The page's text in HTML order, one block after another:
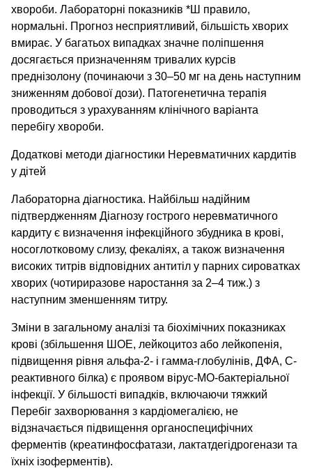
хвороби. Лабораторні показників *Ш правило,
нормальні. Прогноз несприятливий, більшість хворих
вмирає. У багатьох випадках значне поліпшення
досягається призначенням тривалих курсів
преднізолону (починаючи з 30–50 мг на день наступним
зниженням добової дози). Патогенетична терапія
проводиться з урахуванням клінічного варіанта
перебігу хвороби.
Додаткові методи діагностики Неревматичних кардитів
у дітей
Лабораторна діагностика. Найбільш надійним
підтвердженням Діагнозу гострого неревматичного
кардиту є визначення інфекційного збудника в крові,
носоглотковому слизу, фекаліях, а також визначення
високих титрів відповідних антитіл у парних сироватках
хворих (чотириразове наростання за 2–4 тиж.) з
наступним зменшенням титру.
Зміни в загальному аналізі та біохімічних показниках
крові (збільшення ШОЕ, лейкоцитоз або лейкопенія,
підвищення рівня альфа-2- і гамма-глобулінів, ДФА, С-
реактивного білка) є проявом вірус-МО-бактеріальної
інфекції. У більшості випадків, включаючи тяжкий
Перебіг захворювання з кардіомегалією, не
відзначається підвищення органоспецифічних
ферментів (креатинфосфатази, лактатдегідрогенази та
їхніх ізоферментів).